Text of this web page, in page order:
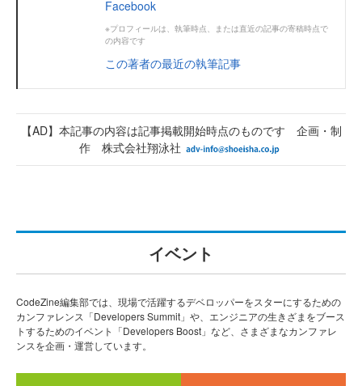
Facebook
※プロフィールは、執筆時点、または直近の記事の寄稿時点で
の内容です
この著者の最近の執筆記事
【AD】本記事の内容は記事掲載開始時点のものです 企画・制
作 株式会社翔泳社
イベント
CodeZine編集部では、現場で活躍するデベロッパーをスターにするための
カンファレンス「Developers Summit」や、エンジニアの生きざまをブース
トするためのイベント「Developers Boost」など、さまざまなカンファレ
ンスを企画・運営しています。